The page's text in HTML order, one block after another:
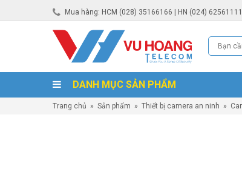
Mua hàng: HCM (028) 35166166 | HN (024) 62561111
DANH MỤC SẢN PHẨM
Trang chủ » Sản phẩm » Thiết bị camera an ninh »